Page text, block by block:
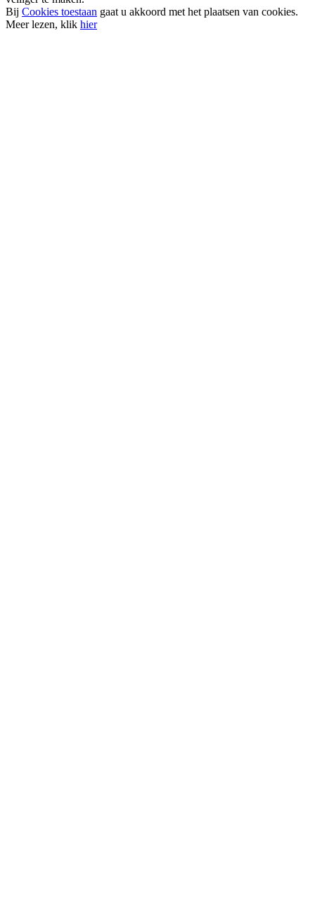
Bij Cookies toestaan gaat u akkoord met het plaatsen van cookies.
Meer lezen, klik hier